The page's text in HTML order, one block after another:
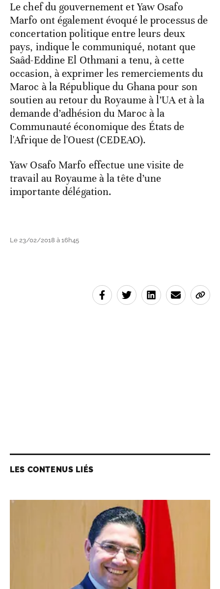
Le chef du gouvernement et Yaw Osafo
Marfo ont également évoqué le processus de
concertation politique entre leurs deux
pays, indique le communiqué, notant que
Saâd-Eddine El Othmani a tenu, à cette
occasion, à exprimer les remerciements du
Maroc à la République du Ghana pour son
soutien au retour du Royaume à l’UA et à la
demande d’adhésion du Maroc à la
Communauté économique des États de
l'Afrique de l'Ouest (CEDEAO).
Yaw Osafo Marfo effectue une visite de
travail au Royaume à la tête d’une
importante délégation.
Le 23/02/2018 à 16h45
LES CONTENUS LIÉS